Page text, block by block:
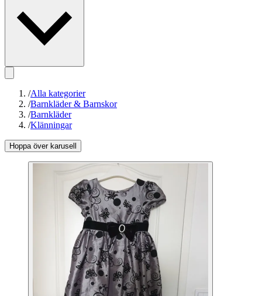
/Alla kategorier
/Barnkläder & Barnskor
/Barnkläder
/Klänningar
Hoppa över karusell